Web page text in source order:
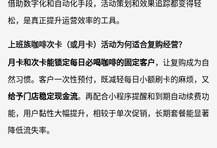
借助数字化和自动化手段，活动策划和效果追踪都变得轻
松，是真正提升运营效率的工具。
上班族咖啡次卡（或月卡）活动为何适合复购经营？
月卡和次卡能锁定每日必喝咖啡的固定客户，让复购成为自
然习惯。客户一次性预付，既减轻每日小额刷卡的麻烦，又
给予门店稳定现金流。再配合小程序提醒和到期自动续费功
能，用户黏性大幅提升，相较于单次促销，长期套餐能显著
降低流失率。